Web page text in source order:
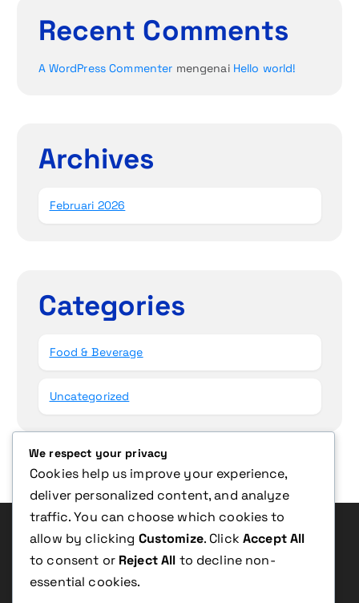
Recent Comments
A WordPress Commenter mengenai Hello world!
Archives
Februari 2026
Categories
Food & Beverage
Uncategorized
LET’S GET IN TOU
We respect your privacy
Cookies help us improve your experience,
deliver personalized content, and analyze
traffic. You can choose which cookies to
allow by clicking Customize. Click Accept All
to consent or Reject All to decline non-
essential cookies.